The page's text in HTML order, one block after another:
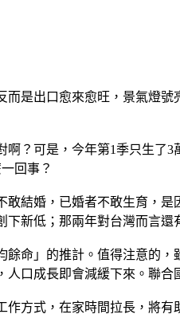
而是出口愈來愈旺，景氣燈號
？可是，今年第1季只生了
回事？
結婚，已婚者不敢生育，
新低；那兩年對台灣而言還
命」的推計。值得注意的
口成長即會減緩下來。聯
方式，在家時間拉長，將